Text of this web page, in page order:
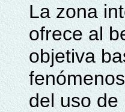
La zona
ofrece al
objetiva
del uso de